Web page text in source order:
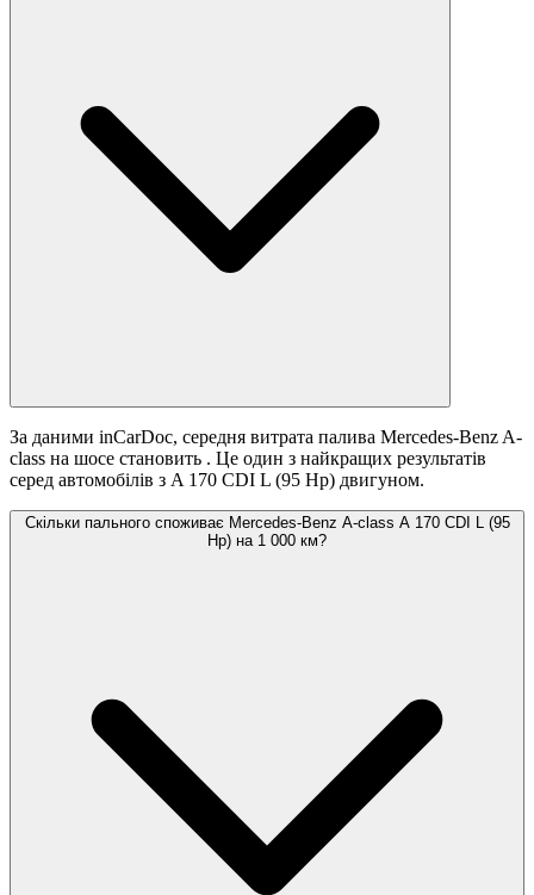
За даними inCarDoc, середня витрата палива Mercedes-Benz A-
class на шосе становить . Це один з найкращих результатів
серед автомобілів з A 170 CDI L (95 Hp) двигуном.
Скільки пального споживає Mercedes-Benz A-class A 170 CDI L (95
Hp) на 1 000 км?